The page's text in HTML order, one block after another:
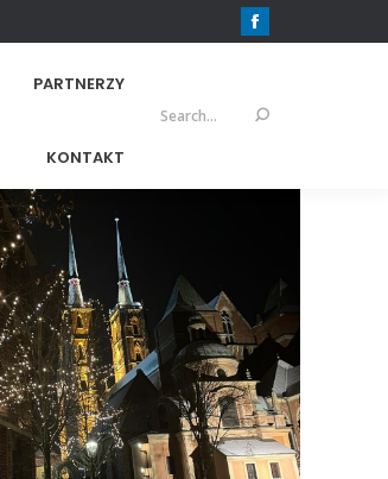
Facebook
PARTNERZY
KONTAKT
Szukaj: